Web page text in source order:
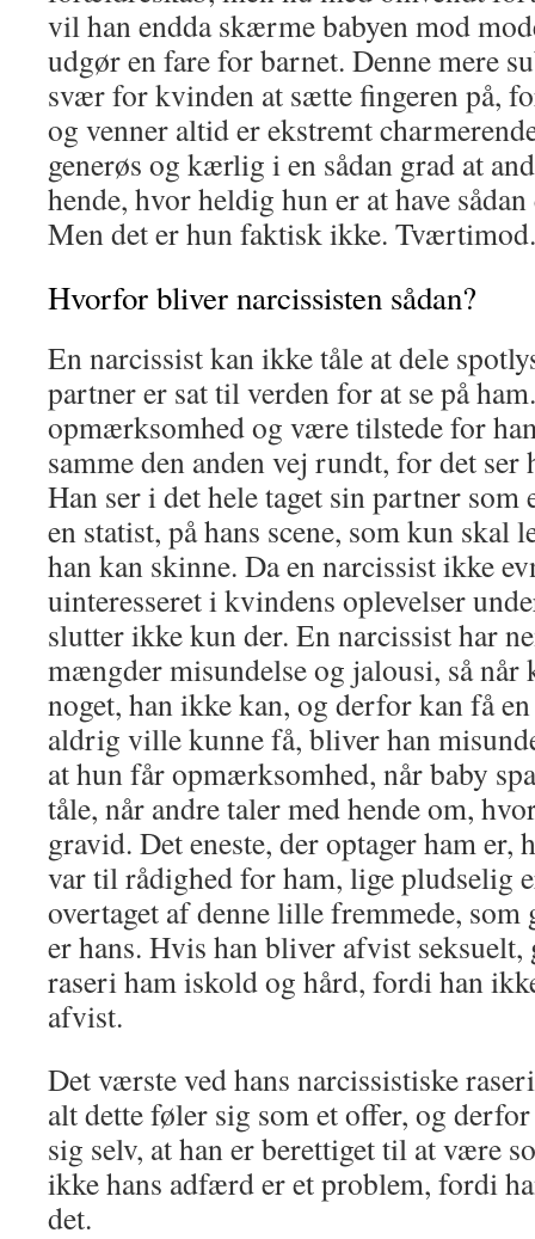
vil han endda skærme babyen mod
udgør en fare for barnet. Denne mere
svær for kvinden at sætte fingeren på,
og venner altid er ekstremt
generøs og kærlig i en sådan grad at
hende, hvor heldig hun er at have
Men det er hun faktisk ikke. Tværtimod.
Hvorfor bliver narcissisten sådan?
En narcissist kan ikke tåle at dele
partner er sat til verden for at se på
opmærksomhed og være tilstede for
samme den anden vej rundt, for det
Han ser i det hele taget sin partner
en statist, på hans scene, som kun skal
han kan skinne. Da en narcissist ikke
uinteresseret i kvindens oplevelser
slutter ikke kun der. En narcissist har
mængder misundelse og jalousi, så
noget, han ikke kan, og derfor kan få
aldrig ville kunne få, bliver han
at hun får opmærksomhed, når baby
tåle, når andre taler med hende om,
gravid. Det eneste, der optager ham er,
var til rådighed for ham, lige pludselig
overtaget af denne lille fremmede,
er hans. Hvis han bliver afvist seksuelt,
raseri ham iskold og hård, fordi han
afvist.
Det værste ved hans narcissistiske
alt dette føler sig som et offer, og
sig selv, at han er berettiget til at være
ikke hans adfærd er et problem, fordi
det.